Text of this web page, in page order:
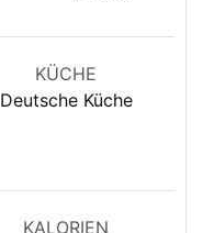
KÜCHE
Deutsche Küche
KALORIEN